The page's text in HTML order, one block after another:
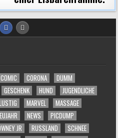
COMIC CORONA
DUMM
GESCHENK HUND
JUGENDLICHE
MARVEL
MASSAGE
NEWS
PICDUMP
JR RUSSLAND
SCHNEE